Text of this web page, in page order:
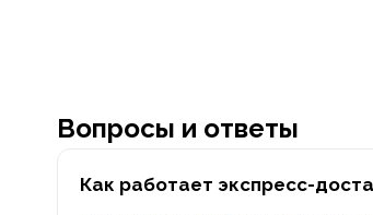
Вопросы и ответы
Как работает экспресс-